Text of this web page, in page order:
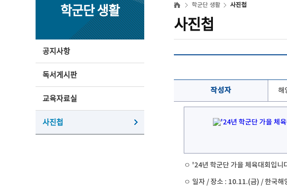
학군단 생활
공지사항
독서게시판
교육자료실
사진첩
학군단 생활 사진첩
사진첩
작성자 해
ㅇ '24년 학군단 가을 체육대회입니
ㅇ 일자 / 장소 : 10.11.(금) / 한국해